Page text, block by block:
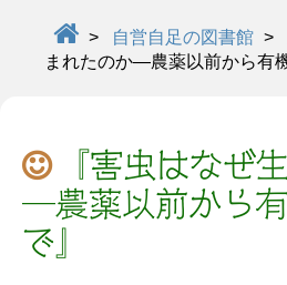
> 自営自足の図書館 >
まれたのか―農薬以前から有
『害虫はなぜ
―農薬以前から
で』